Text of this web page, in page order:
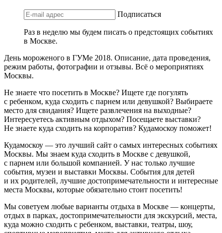
Подписаться
Раз в неделю мы будем писать о предстоящих событиях
в Москве.
День мороженого в ГУМе 2018. Описание, дата проведения,
режим работы, фотографии и отзывы. Всё о мероприятиях
Москвы.
Не знаете что посетить в Москве? Ищете где погулять
с ребенком, куда сходить с парнем или девушкой? Выбираете
место для свидания? Ищете развлечения на выходные?
Интересуетесь активным отдыхом? Посещаете выставки?
Не знаете куда сходить на корпоратив? Кудамоскоу поможет!
Кудамоскоу — это лучший сайт о самых интересных событиях
Москвы. Мы знаем куда сходить в Москве с девушкой,
с парнем или большой компанией. У нас только лучшие
события, музеи и выставки Москвы. События для детей
и их родителей, лучшие достопримечательности и интересные
места Москвы, которые обязательно стоит посетить!
Мы советуем любые варианты отдыха в Москве — концерты,
отдых в парках, достопримечательности для экскурсий, места,
куда можно сходить с ребенком, выставки, театры, шоу,